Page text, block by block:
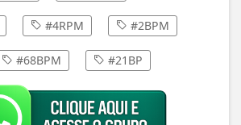
#4RPM #2BPM
#68BPM #21BP